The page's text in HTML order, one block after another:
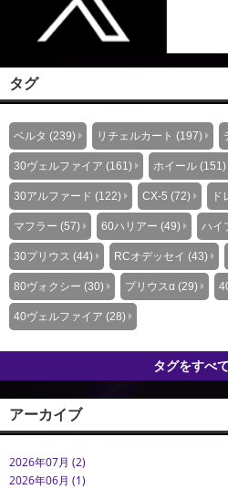
タグ
ベルタ (239) リチェルカート (197)
30ヴェルファイア (161) ホイール (151)
30アルファード (122) CX-5 (72) ド
マフラー (57) 60ハリアー (49) ハイ
30プリウス (44) RCオデッセイ (43)
80ヴォクシー (30) プリウスα (29)
40ヴェルファイア (28)
タグをすべ
アーカイブ
2026年07月 (2)
2026年06月 (1)